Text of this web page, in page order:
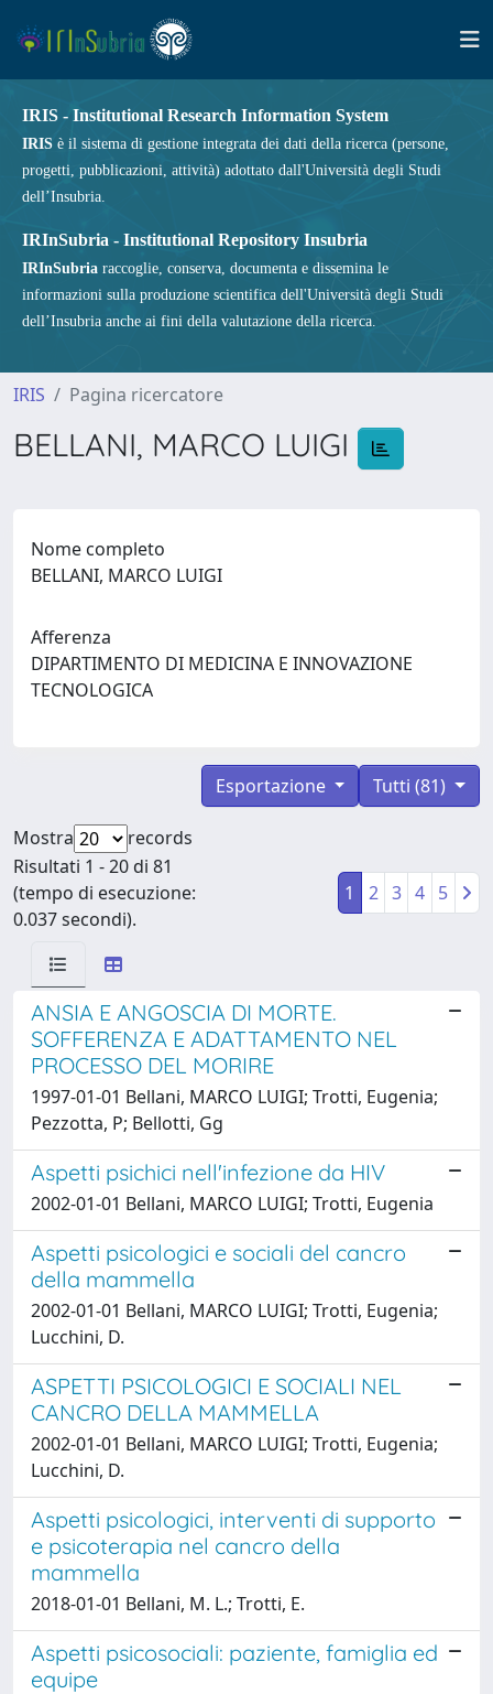
IRIS - Institutional Research Information System
IRIS è il sistema di gestione integrata dei dati della ricerca (persone,
progetti, pubblicazioni, attività) adottato dall'Università degli Studi
dell’Insubria.
IRInSubria - Institutional Repository Insubria
IRInSubria raccoglie, conserva, documenta e dissemina le
informazioni sulla produzione scientifica dell'Università degli Studi
dell’Insubria anche ai fini della valutazione della ricerca.
IRIS Pagina ricercatore
BELLANI, MARCO LUIGI
Nome completo
BELLANI, MARCO LUIGI
Afferenza
DIPARTIMENTO DI MEDICINA E INNOVAZIONE
TECNOLOGICA
Tutti (81)
Esportazione
Mostra
records
Risultati 1 - 20 di 81
(tempo di esecuzione:
0.037 secondi).
1 2 3 4 5
ANSIA E ANGOSCIA DI MORTE.
SOFFERENZA E ADATTAMENTO NEL
PROCESSO DEL MORIRE
1997-01-01 Bellani, MARCO LUIGI; Trotti, Eugenia;
Pezzotta, P; Bellotti, Gg
Aspetti psichici nell'infezione da HIV
2002-01-01 Bellani, MARCO LUIGI; Trotti, Eugenia
Aspetti psicologici e sociali del cancro
della mammella
2002-01-01 Bellani, MARCO LUIGI; Trotti, Eugenia;
Lucchini, D.
ASPETTI PSICOLOGICI E SOCIALI NEL
CANCRO DELLA MAMMELLA
2002-01-01 Bellani, MARCO LUIGI; Trotti, Eugenia;
Lucchini, D.
Aspetti psicologici, interventi di supporto
e psicoterapia nel cancro della
mammella
2018-01-01 Bellani, M. L.; Trotti, E.
Aspetti psicosociali: paziente, famiglia ed
equipe